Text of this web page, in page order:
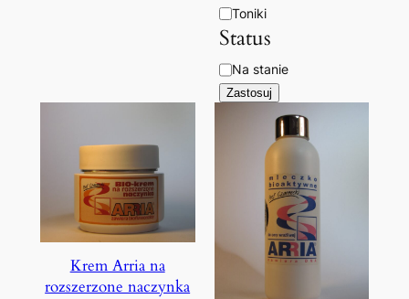
Toniki
Status
Dostępność
Na stanie
Zastosuj
Krem Arria na
rozszerzone naczynka